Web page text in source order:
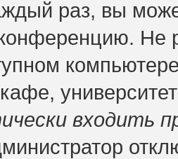
раз, вы
Не
входить